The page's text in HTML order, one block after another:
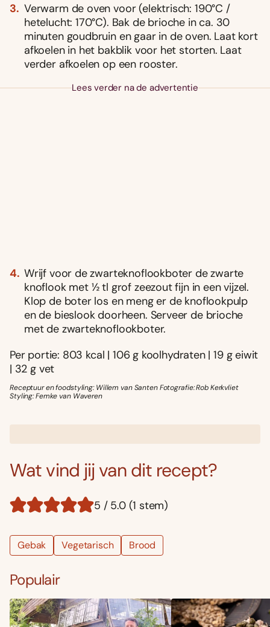
Verwarm de oven voor (elektrisch: 190°C /
hetelucht: 170°C). Bak de brioche in ca. 30
minuten goudbruin en gaar in de oven. Laat kort
afkoelen in het bakblik voor het storten. Laat
verder afkoelen op een rooster.
Lees verder na de advertentie
Wrijf voor de zwarteknoflookboter de zwarte
knoflook met ½ tl grof zeezout fijn in een vijzel.
Klop de boter los en meng er de knoflookpulp
en de bieslook doorheen. Serveer de brioche
met de zwarteknoflookboter.
Per portie: 803 kcal | 106 g koolhydraten | 19 g eiwit
| 32 g vet
Receptuur en foodstyling: Willem van Santen Fotografie: Rob Kerkvliet
Styling: Femke van Waveren
Wat vind jij van dit recept?
5 / 5.0 (1 stem)
Gebak Vegetarisch Brood
Populair